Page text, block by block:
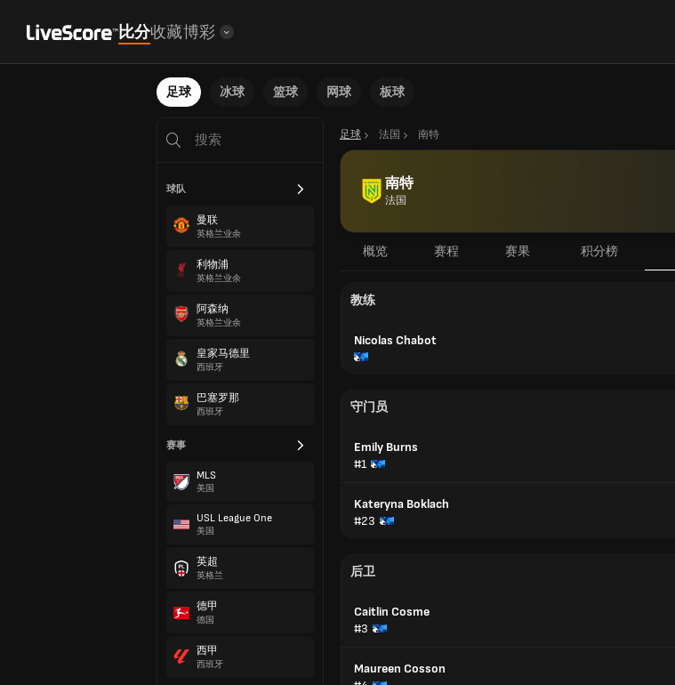
比分收藏博彩
足球 冰球 篮球 网球 板球
球队
曼联
英格兰业余
利物浦
英格兰业余
阿森纳
英格兰业余
皇家马德里
西班牙
巴塞罗那
西班牙
赛事
MLS
美国
USL League One
美国
英超
英格兰
德甲
德国
西甲
西班牙
足球 法国 南特
南特
法国
概览 赛程 赛果 积分榜
教练
Nicolas Chabot
守门员
Emily Burns
#1
Kateryna Boklach
#23
后卫
Caitlin Cosme
#3
Maureen Cosson